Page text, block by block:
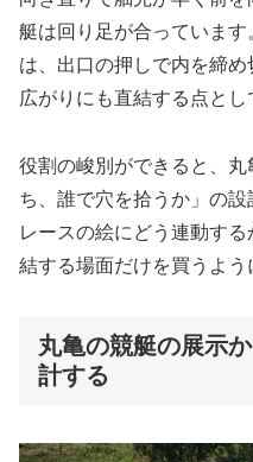
艇は回り足が合っていま
は、出口の押しで内を締
広がりにも直結する点とし
役割の峻別ができると、
ち、誰で穴を拾うか」の
レースの絵にどう連動す
結する場面だけを買うよう
丸亀の競艇の展示
計する